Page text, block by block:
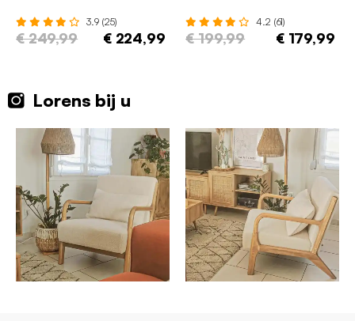
3.9 (25)
€ 249,99 € 224,99
4.2 (61)
€ 199,99 € 179,99
Lorens bij u